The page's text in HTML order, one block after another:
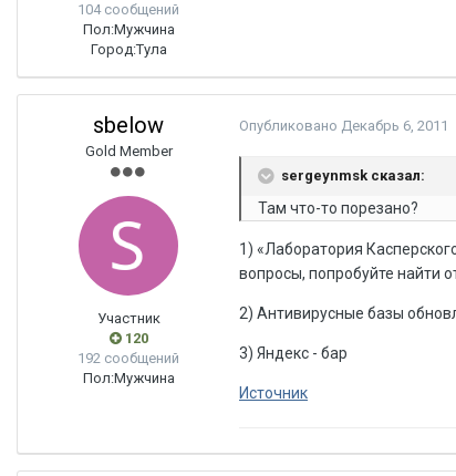
104 сообщений
Пол:Мужчина
Город:Тула
sbelow
Gold Member
Участник
120
192 сообщений
Пол:Мужчина
Опубликовано Декабрь 6, 2011
sergeynmsk сказал:
Там что-то порезано?
1) «Лаборатория
вопросы, попробуйте найти
2) Антивирусные базы
3) Яндекс - бар
Источник